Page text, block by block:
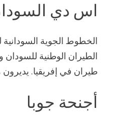
اس دي
الخطوط الجوية
الطيران الوطنية
طيران في إفريقيا.
أجنحة جوبا